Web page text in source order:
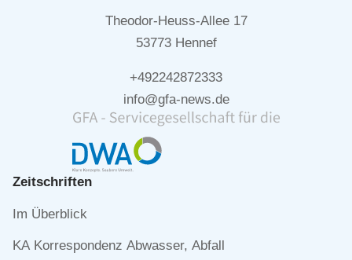
Theodor-Heuss-Allee 17
53773 Hennef
+492242872333
info@gfa-news.de
Zeitschriften
Navigation
Im Überblick
KA Korrespondenz Abwasser, Abfall